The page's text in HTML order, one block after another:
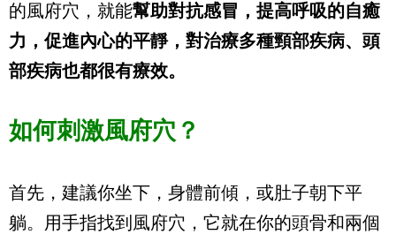
的風府穴，就能幫助對抗感冒，提高呼吸的自癒
力，促進內心的平靜， 對治療多種頸部疾病、頭
部疾病也都很有療效。
如何刺激風府穴？
首先，建議你坐下，身體前傾，或肚子朝下平
躺。用手指找到風府穴，它就在你的頭骨和兩個